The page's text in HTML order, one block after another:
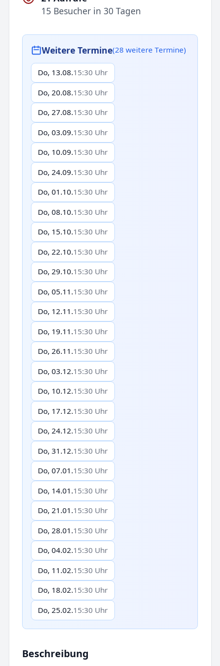
15 Besucher in 30 Tagen
Weitere Termine(28 weitere Termine)
Do, 13.08.15:30 Uhr
Do, 20.08.15:30 Uhr
Do, 27.08.15:30 Uhr
Do, 03.09.15:30 Uhr
Do, 10.09.15:30 Uhr
Do, 24.09.15:30 Uhr
Do, 01.10.15:30 Uhr
Do, 08.10.15:30 Uhr
Do, 15.10.15:30 Uhr
Do, 22.10.15:30 Uhr
Do, 29.10.15:30 Uhr
Do, 05.11.15:30 Uhr
Do, 12.11.15:30 Uhr
Do, 19.11.15:30 Uhr
Do, 26.11.15:30 Uhr
Do, 03.12.15:30 Uhr
Do, 10.12.15:30 Uhr
Do, 17.12.15:30 Uhr
Do, 24.12.15:30 Uhr
Do, 31.12.15:30 Uhr
Do, 07.01.15:30 Uhr
Do, 14.01.15:30 Uhr
Do, 21.01.15:30 Uhr
Do, 28.01.15:30 Uhr
Do, 04.02.15:30 Uhr
Do, 11.02.15:30 Uhr
Do, 18.02.15:30 Uhr
Do, 25.02.15:30 Uhr
Beschreibung